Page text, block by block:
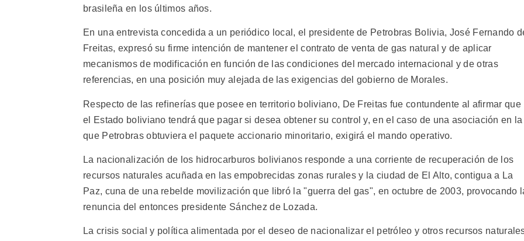
brasileña en los últimos años.
En una entrevista concedida a un periódico local, el presidente de Petrobras Bolivia, José Fernando
Freitas, expresó su firme intención de mantener el contrato de venta de gas natural y de aplicar
mecanismos de modificación en función de las condiciones del mercado internacional y de otras
referencias, en una posición muy alejada de las exigencias del gobierno de Morales.
Respecto de las refinerías que posee en territorio boliviano, De Freitas fue contundente al afirmar que
el Estado boliviano tendrá que pagar si desea obtener su control y, en el caso de una asociación en la
que Petrobras obtuviera el paquete accionario minoritario, exigirá el mando operativo.
La nacionalización de los hidrocarburos bolivianos responde a una corriente de recuperación de los
recursos naturales acuñada en las empobrecidas zonas rurales y la ciudad de El Alto, contigua a La
Paz, cuna de una rebelde movilización que libró la "guerra del gas", en octubre de 2003, provocando
renuncia del entonces presidente Sánchez de Lozada.
La crisis social y política alimentada por el deseo de nacionalizar el petróleo y otros recursos